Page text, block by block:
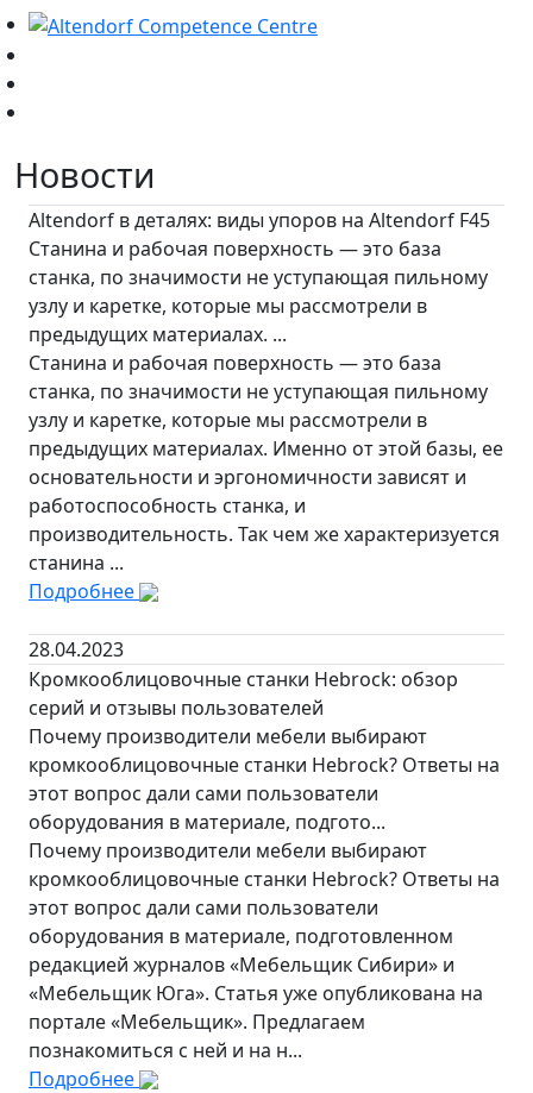
Новости
Altendorf в деталях: виды упоров на Altendorf F45
Станина и рабочая поверхность — это база
станка, по значимости не уступающая пильному
узлу и каретке, которые мы рассмотрели в
предыдущих материалах. ...
Станина и рабочая поверхность — это база
станка, по значимости не уступающая пильному
узлу и каретке, которые мы рассмотрели в
предыдущих материалах. Именно от этой базы, ее
основательности и эргономичности зависят и
работоспособность станка, и
производительность. Так чем же характеризуется
станина ...
Подробнее
28.04.2023
Кромкооблицовочные станки Hebrock: обзор
серий и отзывы пользователей
Почему производители мебели выбирают
кромкооблицовочные станки Hebrock? Ответы на
этот вопрос дали сами пользователи
оборудования в материале, подгото...
Почему производители мебели выбирают
кромкооблицовочные станки Hebrock? Ответы на
этот вопрос дали сами пользователи
оборудования в материале, подготовленном
редакцией журналов «Мебельщик Сибири» и
«Мебельщик Юга». Статья уже опубликована на
портале «Мебельщик». Предлагаем
познакомиться с ней и на н...
Подробнее